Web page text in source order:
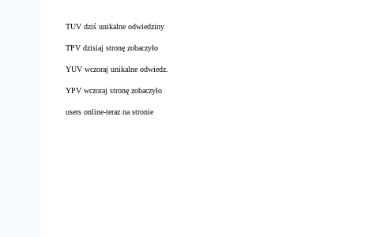
TUV dziś unikalne odwiedziny
TPV dzisiaj stronę zobaczyło
YUV wczoraj unikalne odwiedz.
YPV wczoraj stronę zobaczyło
users online-teraz na stronie